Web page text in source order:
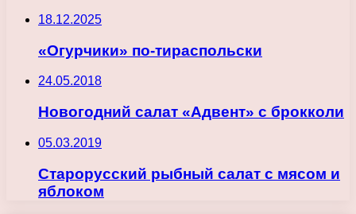
18.12.2025
«Огурчики» по-тираспольски
24.05.2018
Новогодний салат «Адвент» с брокколи
05.03.2019
Старорусский рыбный салат с мясом и
яблоком